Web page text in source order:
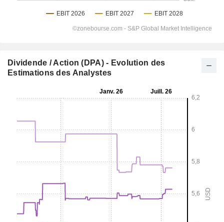
Dividende / Action (DPA) - Evolution des
Estimations des Analystes